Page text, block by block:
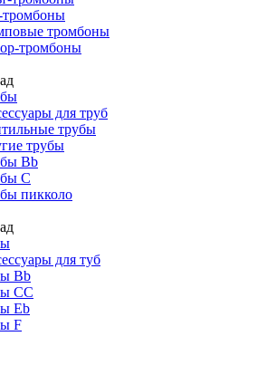
тромбоны
тромбоны
тромбоны
для труб
трубы
трубы
Bb
C
пикколо
для туб
Bb
CC
Eb
F